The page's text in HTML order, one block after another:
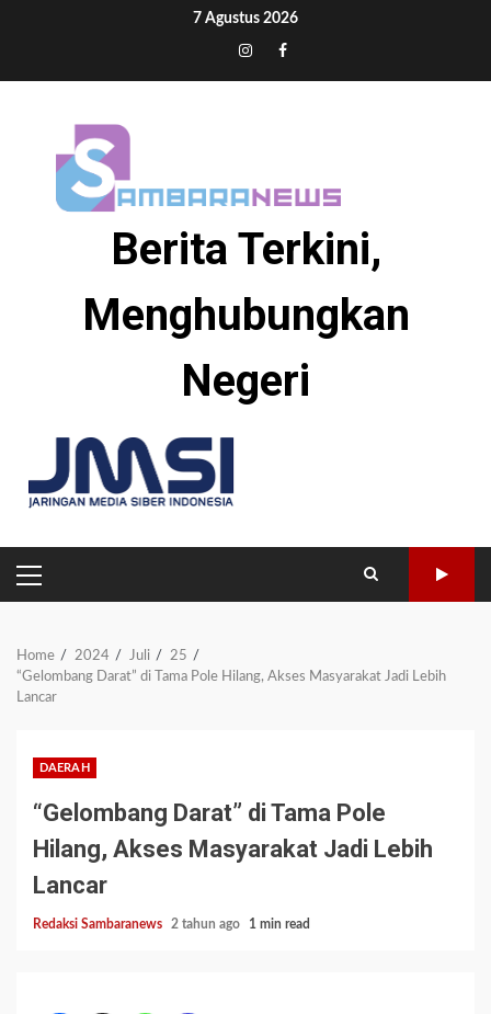
7 Agustus 2026
Tiktok
InstagramFacebook
Berita Terkini,
Menghubungkan
Negeri
PRIMARY
MENU
Home 2024 Juli
25
“Gelombang Darat” di Tama Pole Hilang, Akses Masyarakat Jadi Lebih
Lancar
DAERAH
“Gelombang Darat” di Tama Pole
Hilang, Akses Masyarakat Jadi Lebih
Lancar
Redaksi Sambaranews 2 tahun ago 1 min read